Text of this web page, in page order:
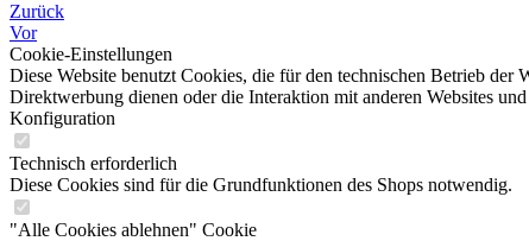
Zurück
Vor
Cookie-Einstellungen
Diese Website benutzt Cookies, die für den technischen Betrieb
Direktwerbung dienen oder die Interaktion mit anderen Websites
Konfiguration
Technisch erforderlich
Diese Cookies sind für die Grundfunktionen des Shops notwendig.
"Alle Cookies ablehnen" Cookie